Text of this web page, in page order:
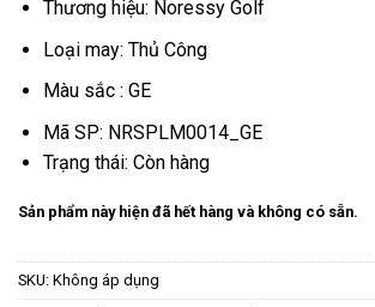
Thương hiệu: Noressy Golf
Loại may: Thủ Công
Màu sắc : GE
Mã SP: NRSPLM0014_GE
Trạng thái: Còn hàng
Sản phẩm này hiện đã hết hàng và không có sẵn.
SKU: Không áp dụng